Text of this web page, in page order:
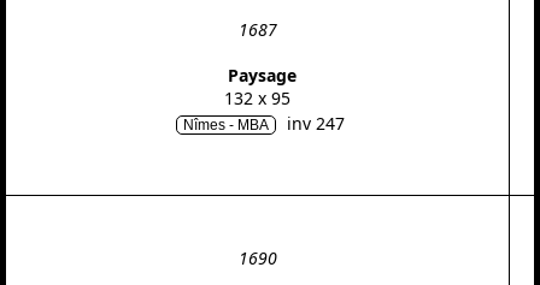
1687
Paysage
132 x 95
Nîmes - MBA inv 247
1690